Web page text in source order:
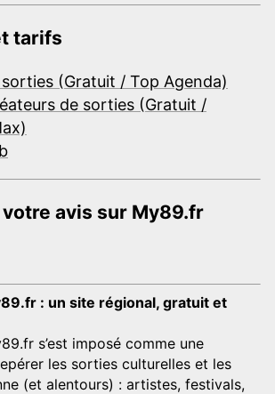
tarifs
(Gratuit / Top Agenda)
de sorties (Gratuit /
avis sur My89.fr
: un site régional, gratuit et
s’est imposé comme une
les sorties culturelles et les
(et alentours) : artistes, festivals,